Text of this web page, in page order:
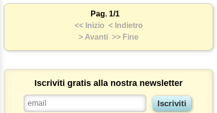
Pag. 1/1
<< Inizio < Indietro
> Avanti >> Fine
Iscriviti gratis alla nostra newsletter